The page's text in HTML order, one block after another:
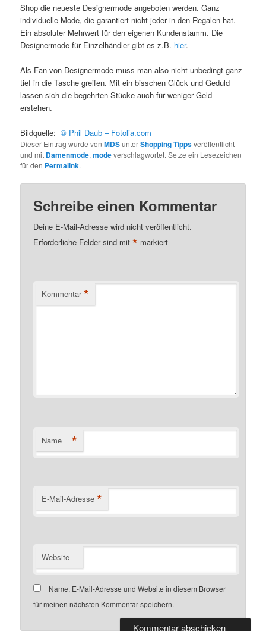
Shop die neueste Designermode angeboten werden. Ganz
individuelle Mode, die garantiert nicht jeder in den Regalen hat.
Ein absoluter Mehrwert für den eigenen Kundenstamm. Die
Designermode für Einzelhändler gibt es z.B. hier.
Als Fan von Designermode muss man also nicht unbedingt ganz
tief in die Tasche greifen. Mit ein bisschen Glück und Geduld
lassen sich die begehrten Stücke auch für weniger Geld
erstehen.
Bildquelle:© Phil Daub – Fotolia.com
Dieser Eintrag wurde vonMDSunterShopping Tippsveröffentlicht
und mit Damenmode,modeverschlagwortet. Setze ein Lesezeichen
für den Permalink.
Schreibe einen Kommentar
Deine E-Mail-Adresse wird nicht veröffentlicht.
Erforderliche Felder sind mit* markiert
Kommentar *
Name *
E-Mail-Adresse *
Website
Name, E-Mail-Adresse und Website in diesem Browser
für meinen nächsten Kommentar speichern.